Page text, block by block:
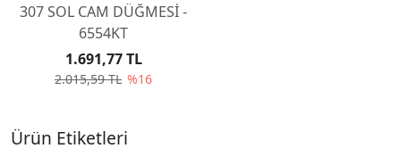
307 SOL CAM DÜĞMESİ -
6554KT
2.015,59 TL %16
1.691,77 TL
Ürün Etiketleri